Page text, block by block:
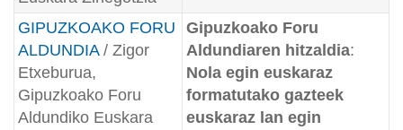
GIPUZKOAKO FORU
ALDUNDIA/ Zigor
Etxeburua,
Gipuzkoako Foru
Aldundiko Euskara
Gipuzkoako Foru
Aldundiaren hitzaldia:
Nola egin euskaraz
formatutako gazteek
euskaraz lan egin